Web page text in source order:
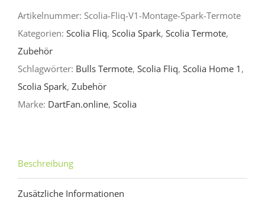
&
Termote
Artikelnummer: Scolia-Fliq-V1-Montage-Spark-Termote
Kategorien: Scolia Fliq, Scolia Spark, Scolia Termote,
Zubehör
Schlagwörter: Bulls Termote, Scolia Fliq, Scolia Home 1 ,
Scolia Spark, Zubehör
Marke: DartFan.online, Scolia
Beschreibung
Zusätzliche Informationen